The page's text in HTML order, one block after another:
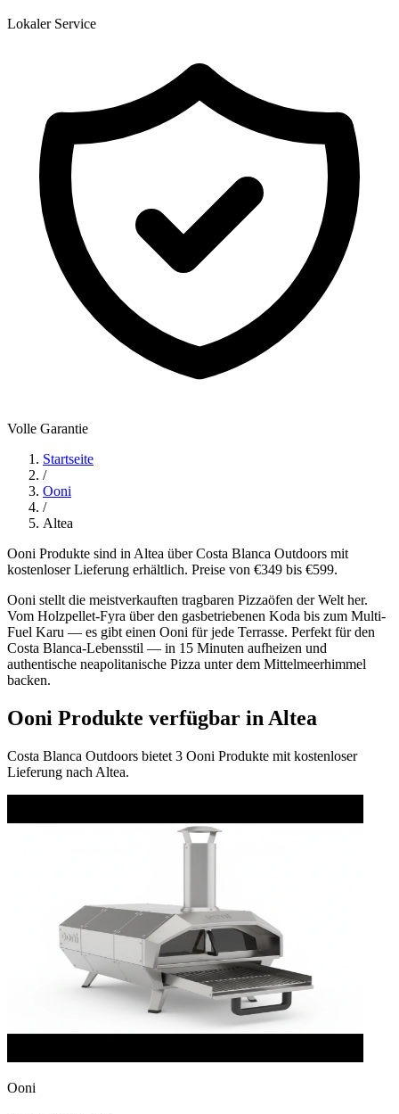
Lokaler Service
Volle Garantie
Startseite
/
Ooni
/
Altea
Ooni Produkte sind in Altea über Costa Blanca Outdoors mit
kostenloser Lieferung erhältlich. Preise von €349 bis €599.
Ooni stellt die meistverkauften tragbaren Pizzaöfen der Welt her.
Vom Holzpellet-Fyra über den gasbetriebenen Koda bis zum Multi-
Fuel Karu — es gibt einen Ooni für jede Terrasse. Perfekt für den
Costa Blanca-Lebensstil — in 15 Minuten aufheizen und
authentische neapolitanische Pizza unter dem Mittelmeerhimmel
backen.
Ooni Produkte verfügbar in Altea
Costa Blanca Outdoors bietet 3 Ooni Produkte mit kostenloser
Lieferung nach Altea.
Ooni